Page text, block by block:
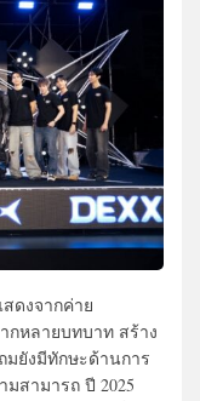
ดงจากค่าย
กหลายบทบาท สร้าง
ยังมีทักษะด้านการ
มสามารถ ปี 2025